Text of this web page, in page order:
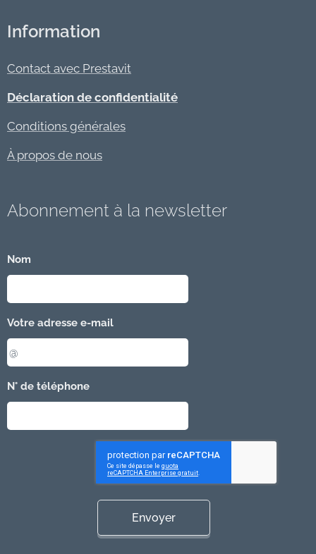
Information
Contact avec Prestavit
Déclaration de confidentialité
Conditions générales
À propos de nous
Abonnement à la newsletter
Nom
Votre adresse e-mail
N° de téléphone
Envoyer